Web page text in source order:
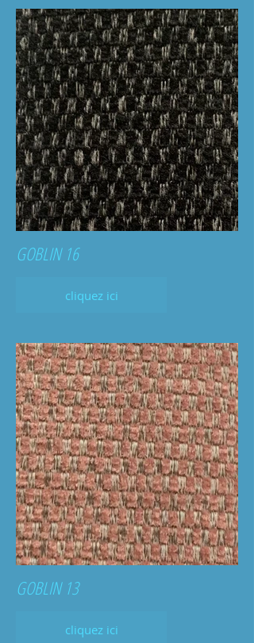
GOBLIN 16
cliquez ici
GOBLIN 13
cliquez ici